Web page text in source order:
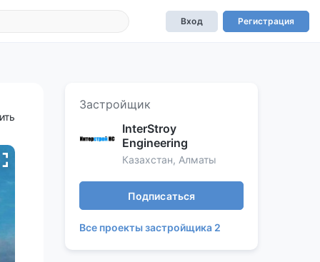
Вход Регистрация
Застройщик
InterStroy
Engineering
Казахстан, Алматы
Подписаться
Все проекты застройщика 2